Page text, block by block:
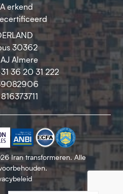
erkend
30362
Almere
36 20 31 222
Iran transformeren. Alle